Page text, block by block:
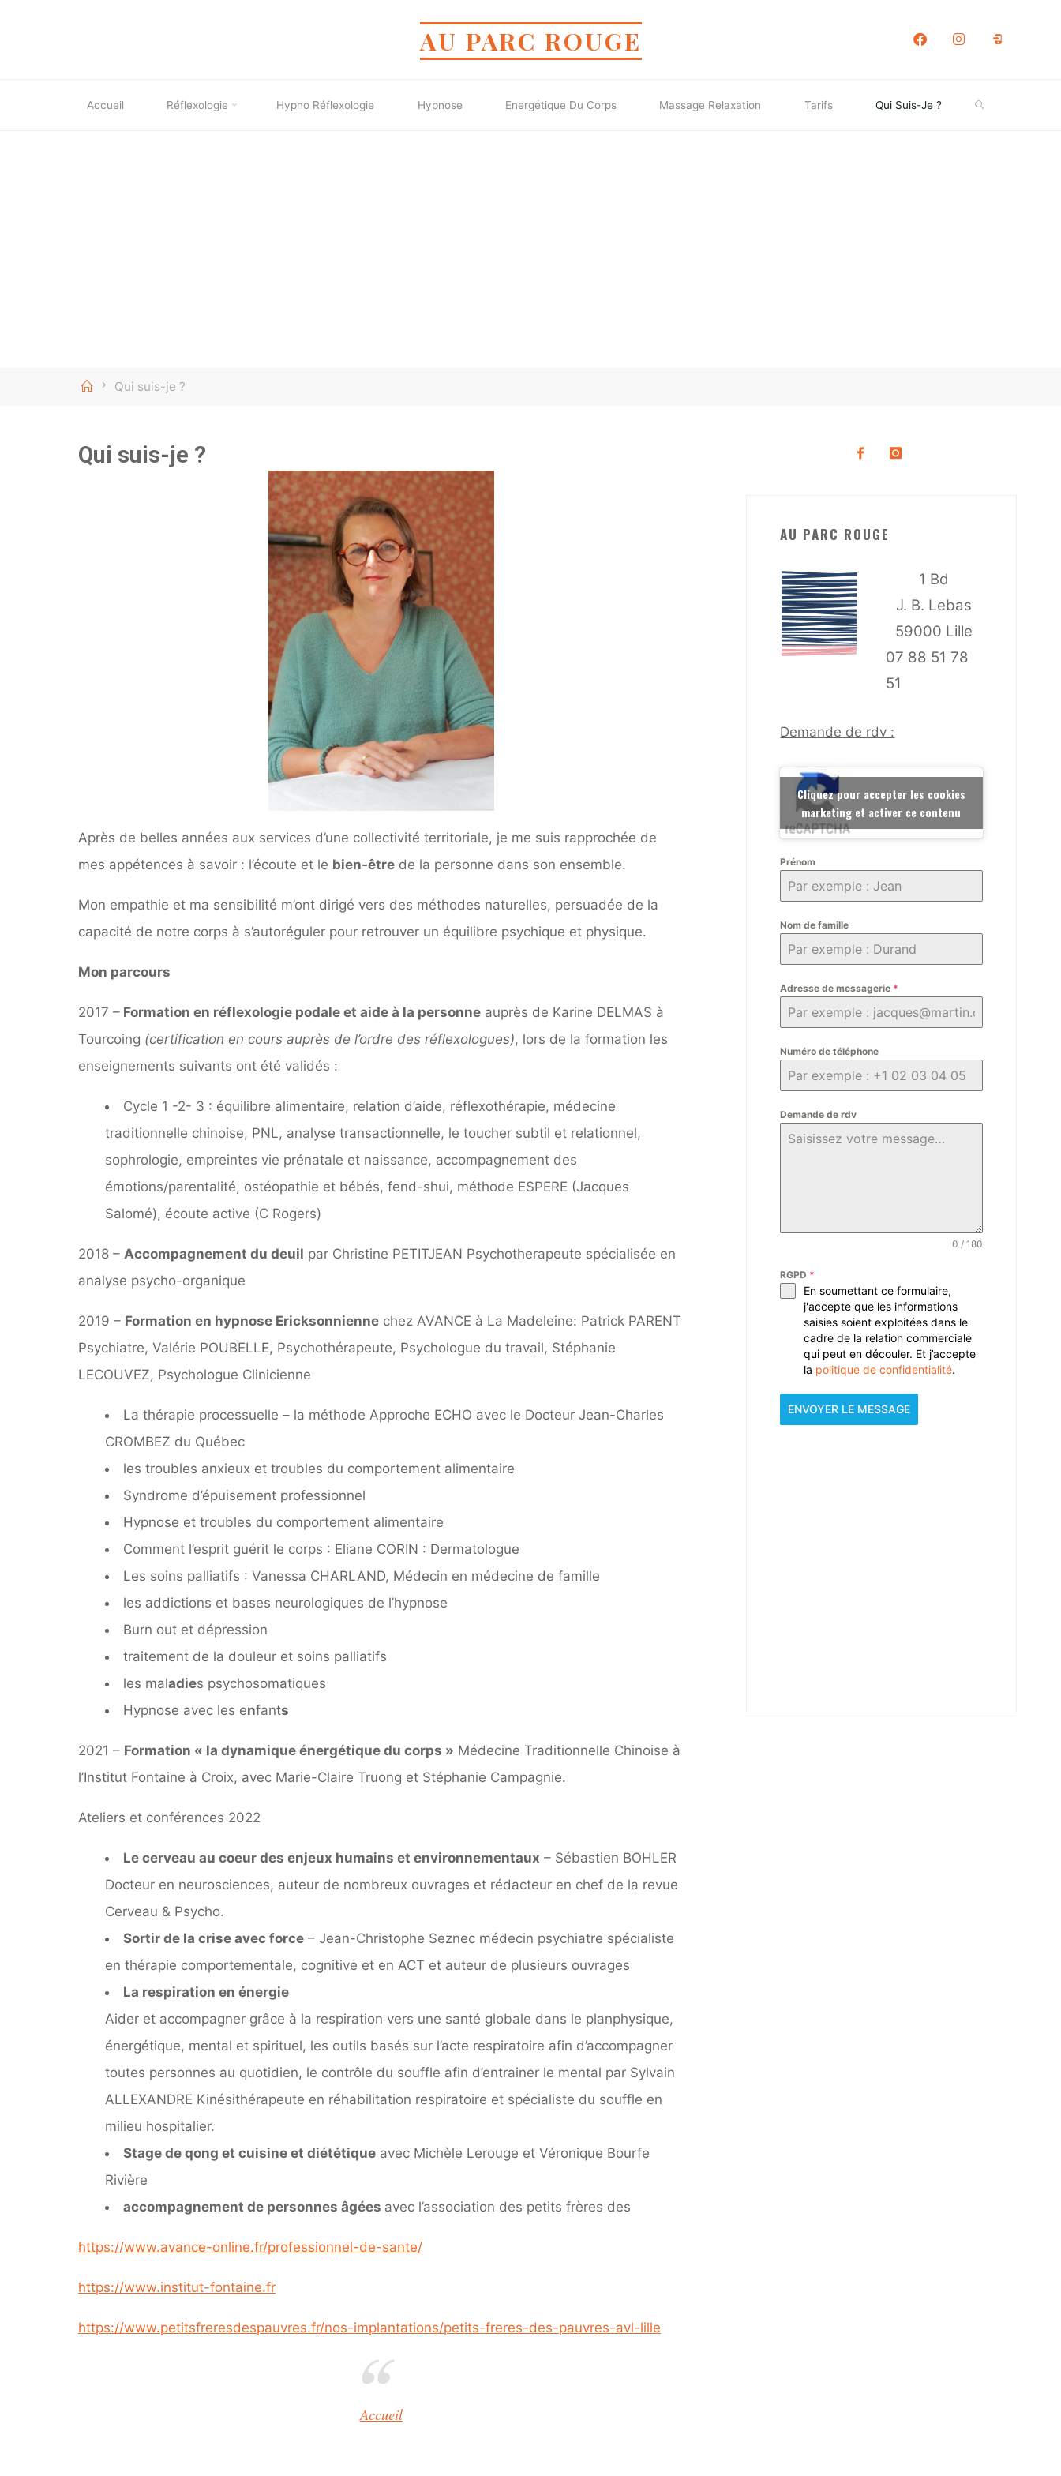
AU PARC ROUGE FacebookInstagram
Accueil Réflexologie Hypno Réflexologie Hypnose Energétique Du Corps Massage Relaxation Tarifs Qui Suis-Je ?
HomeQui suis-je ?
Qui suis-je ?
Après de belles années aux services d’une collectivité territoriale, je me suis rapprochée de
mes appétences à savoir : l’écoute et le bien-êtrede la personne dans son ensemble.
Mon empathie et ma sensibilité m’ont dirigé vers des méthodes naturelles, persuadée de la
capacité de notre corps à s’autoréguler pour retrouver un équilibre psychique et physique.
Mon parcours
2017 –Formation en réflexologie podale et aide à la personneauprès de Karine DELMAS à
Tourcoing (certification en cours auprès de l’ordre des réflexologues), lors de la formation les
enseignements suivants ont été validés :
Cycle 1 -2- 3 : équilibre alimentaire, relation d’aide, réflexothérapie, médecine
traditionnelle chinoise, PNL, analyse transactionnelle, le toucher subtil et relationnel,
sophrologie, empreintes vie prénatale et naissance, accompagnement des
émotions/parentalité, ostéopathie et bébés, fend-shui, méthode ESPERE (Jacques
Salomé), écoute active (C Rogers)
2018 – Accompagnement du deuil par Christine PETITJEAN Psychotherapeute spécialisée en
analyse psycho-organique
2019 – Formation en hypnose Ericksonniennechez AVANCE à La Madeleine: Patrick PARENT
Psychiatre, Valérie POUBELLE, Psychothérapeute, Psychologue du travail, Stéphanie
LECOUVEZ, Psychologue Clinicienne
La thérapie processuelle – la méthode Approche ECHO avec le Docteur Jean-Charles
CROMBEZ du Québec
les troubles anxieux et troubles du comportement alimentaire
Syndrome d’épuisement professionnel
Hypnose et troubles du comportement alimentaire
Comment l’esprit guérit le corps : Eliane CORIN : Dermatologue
Les soins palliatifs : Vanessa CHARLAND, Médecin en médecine de famille
les addictions et bases neurologiques de l’hypnose
Burn out et dépression
traitement de la douleur et soins palliatifs
les maladies psychosomatiques
Hypnose avec les enfants
2021 – Formation « la dynamique énergétique du corps » Médecine Traditionnelle Chinoise à
l’Institut Fontaine à Croix, avec Marie-Claire Truong et Stéphanie Campagnie.
Ateliers et conférences 2022
Le cerveau au coeur des enjeux humains et environnementaux – Sébastien BOHLER
Docteur en neurosciences, auteur de nombreux ouvrages et rédacteur en chef de la revue
Cerveau & Psycho.
Sortir de la crise avec force– Jean-Christophe Seznec médecin psychiatre spécialiste
en thérapie comportementale, cognitive et en ACT et auteur de plusieurs ouvrages
La respiration en énergie
Aider et accompagner grâce à la respiration vers une santé globale dans le planphysique,
énergétique, mental et spirituel, les outils basés sur l’acte respiratoire afin d’accompagner
toutes personnes au quotidien, le contrôle du souffle afin d’entrainer le mental par Sylvain
ALLEXANDRE Kinésithérapeute en réhabilitation respiratoire et spécialiste du souffle en
milieu hospitalier.
Stage de qong et cuisine et diététiqueavec Michèle Lerouge et Véronique Bourfe
Rivière
accompagnement de personnes âgées avec l’association des petits frères des
https://www.avance-online.fr/professionnel-de-sante/
https://www.institut-fontaine.fr
https://www.petitsfreresdespauvres.fr/nos-implantations/petits-freres-des-pauvres-avl-lille
Accueil
AU PARC ROUGE
1 Bd
J. B. Lebas
59000 Lille
07 88 51 78
51
Demande de rdv :
Cliquez pour accepter les cookies
marketing et activer ce contenu
Prénom
Nom de famille
Adresse de messagerie *
Numéro de téléphone
Demande de rdv
0 / 180
RGPD *
En soumettant ce formulaire,
j'accepte que les informations
saisies soient exploitées dans le
cadre de la relation commerciale
qui peut en découler. Et j’accepte
la politique de confidentialité.
ENVOYER LE MESSAGE